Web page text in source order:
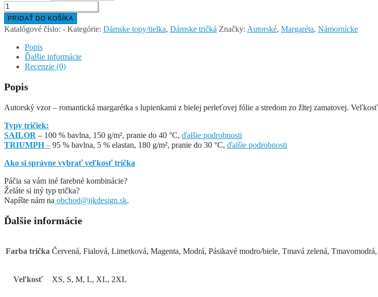
množstvo
MARGARÉTKA
–
dámsky
top/tielko
PRIDAŤ DO KOŠÍKA
Katalógové číslo: - Kategórie: Dámske topy/tielka, Dámske tričká Značky: Autorské, Margaréta, Námornícke
Popis
Ďalšie informácie
Recenzie (0)
Popis
Autorský vzor – romantická margarétka s lupienkami z bielej perleťovej fólie a stredom zo žltej zamatovej.
Typy tričiek:
SAILOR – 100 % bavlna, 150 g/m², pranie do 40 °C, ďalšie podrobnosti
TRIUMPH– 95 % bavlna, 5 % elastan, 180 g/m², pranie do 30 °C, ďalšie podrobnosti
Ako si správne vybrať veľkosť trička
Páčia sa vám iné farebné kombinácie?
Želáte si iný typ trička?
Napíšte nám na obchod@ijkdesign.sk.
Ďalšie informácie
Farba trička Červená, Fialová, Limetková, Magenta, Modrá, Pásikavé modro/biele, Tmavá zelená,
Veľkosť XS, S, M, L, XL, 2XL